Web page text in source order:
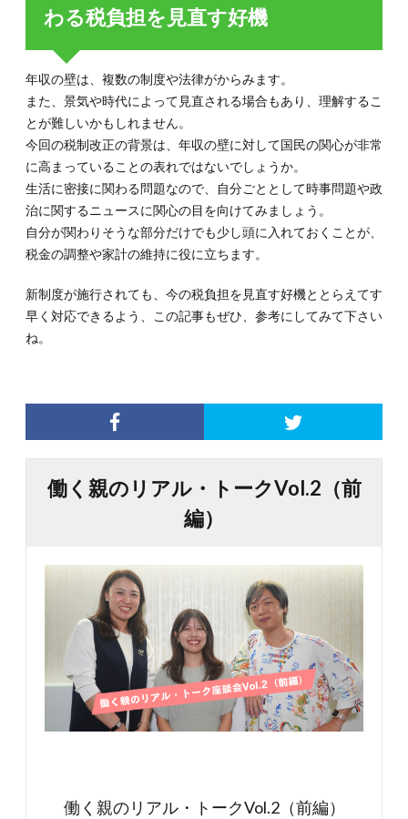
わる税負担を見直す好機
年収の壁は、複数の制度や法律がからみます。
また、景気や時代によって見直される場合もあり、理解するこ
とが難しいかもしれません。
今回の税制改正の背景は、年収の壁に対して国民の関心が非常
に高まっていることの表れではないでしょうか。
生活に密接に関わる問題なので、自分ごととして時事問題や政
治に関するニュースに関心の目を向けてみましょう。
自分が関わりそうな部分だけでも少し頭に入れておくことが、
税金の調整や家計の維持に役に立ちます。
新制度が施行されても、今の税負担を見直す好機ととらえてす
早く対応できるよう、この記事もぜひ、参考にしてみて下さい
ね。
働く親のリアル・トークVol.2（前
編）
働く親のリアル・トークVol.2（前編）